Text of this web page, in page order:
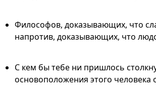
Философов, доказывающих, что
напротив, доказывающих, что
С кем бы тебе ни пришлось
основоположения этого человека